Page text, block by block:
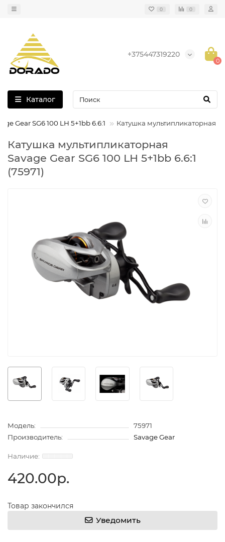
0 0
+375447319220
0
Каталог
Gear SG6 100 LH 5+1bb 6.6:1 Катушка мультипликаторная
Катушка мультипликаторная
Savage Gear SG6 100 LH 5+1bb 6.6:1
(75971)
Модель:
75971
Производитель:
Savage Gear
420.00р.
Товар закончился
Уведомить